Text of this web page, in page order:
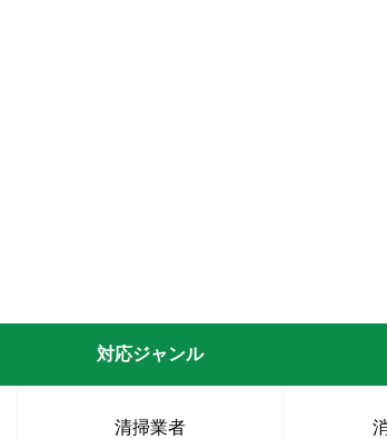
対応ジャンル
清掃業者